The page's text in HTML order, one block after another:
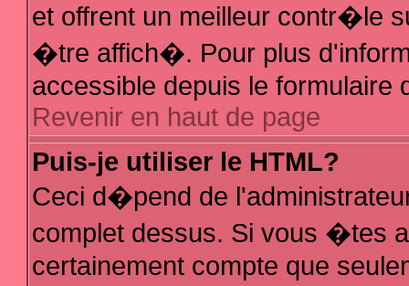
et offrent un meilleur contr�le
�tre affich�. Pour plus
accessible depuis le formulaire
Revenir en haut de page
Puis-je utiliser le HTML?
Ceci d�pend de
complet dessus. Si vous �tes
certainement compte que